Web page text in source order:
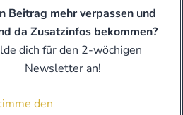
Beitrag mehr verpassen und
da Zusatzinfos bekommen?
dich für den 2-wöchigen
Newsletter an!
den